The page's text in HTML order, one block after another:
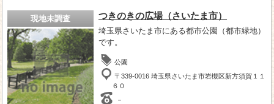
現地未調査 つきのきの広場（さいたま市）
埼玉県さいたま市にある都市公園（都市緑地）
です。
公園
〒339-0016 埼玉県さいたま市岩槻区新方須賀１１
６０
－